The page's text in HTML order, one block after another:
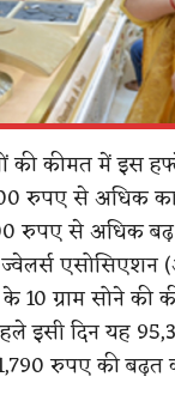
की कीमत में इस
रुपए से अधिक
रुपए से अधिक
ज्वेलर्स
10 ग्राम सोने की
इसी दिन यह
रुपए की बढ़त